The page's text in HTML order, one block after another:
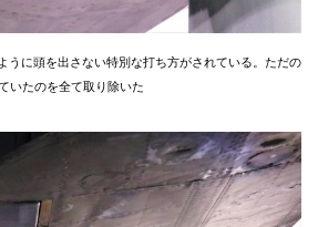
うに頭を出さない特別な打ち方がされている。ただの
いたのを全て取り除いた